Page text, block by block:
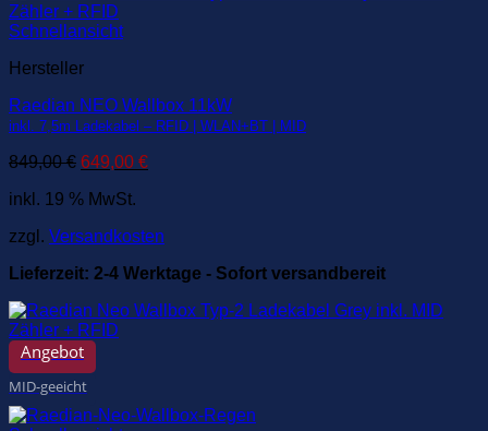
Schnellansicht
Hersteller
Raedian NEO Wallbox 11kW
inkl. 7,5m Ladekabel – RFID | WLAN+BT | MID
849,00€ Ursprünglicher
war:
649,00 €Aktueller
inkl. 19 % MwSt.
zzgl. Versandkosten
Lieferzeit: 2-4 Werktage - Sofort versandbereit
Angebot
MID-geeicht